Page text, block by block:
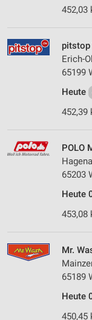
452,03
pitstop
Erich-
65199
Heute
452,39
POLO
65203
Heute
453,08
Mr.
65189
Heute
450,45